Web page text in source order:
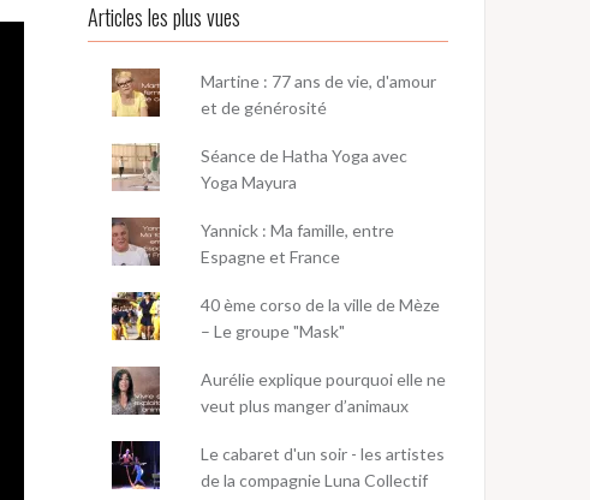
Articles les plus vues
Martine : 77 ans de vie, d'amour
et de générosité
Séance de Hatha Yoga avec
Yoga Mayura
Yannick : Ma famille, entre
Espagne et France
40 ème corso de la ville de Mèze
– Le groupe "Mask"
Aurélie explique pourquoi elle ne
veut plus manger d’animaux
Le cabaret d'un soir - les artistes
de la compagnie Luna Collectif